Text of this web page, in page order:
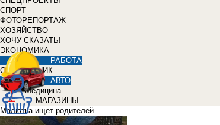
СПОРТ
ФОТОРЕПОРТАЖ
ХОЗЯЙСТВО
ХОЧУ СКАЗАТЬ!
ЭКОНОМИКА
РАБОТА
СПРАВОЧНИК
АВТО
Медицина
МАГАЗИНЫ
Малютка ищет родителей